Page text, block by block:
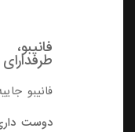
فانیبو
دوست